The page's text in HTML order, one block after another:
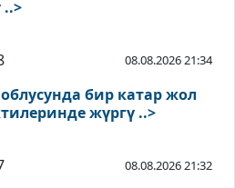
..>
08.08.2026 21:34
облусунда бир катар жол
жүргү ..>
08.08.2026 21:32